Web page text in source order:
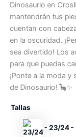
Dinosaurio en
mantendrán tus
cuentan con
en la oscuridad.
sea divertido! Los
para que puedas
¡Ponte a la moda
de Dinosaurio! 🦕✨
Tallas
- 23/24 -